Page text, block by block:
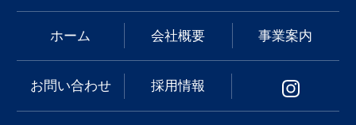
ホーム 会社概要 事業案内
お問い合わせ 採用情報